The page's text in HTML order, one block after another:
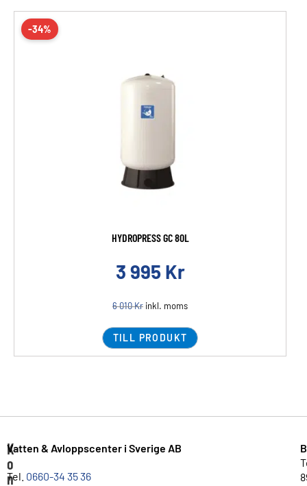
-34%
HYDROPRESS GC 80L
3 995 Kr
6 010Kr inkl. moms
TILL PRODUKT
K
o
n
Vatten & Avloppscenter i Sverige AB
Tel. 0660-34 35 36